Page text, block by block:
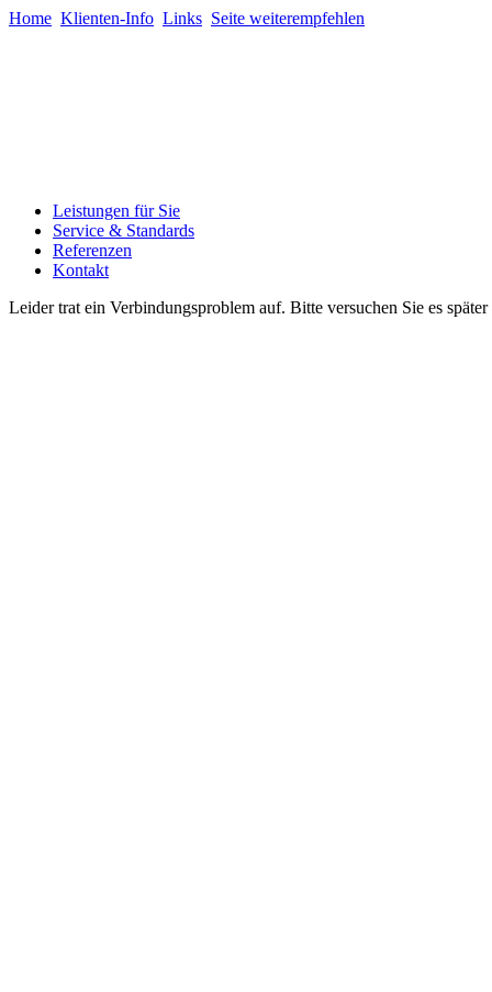
Home Klienten-Info Links Seite weiterempfehlen
Leistungen für Sie
Service & Standards
Referenzen
Kontakt
Leider trat ein Verbindungsproblem auf. Bitte versuchen Sie es